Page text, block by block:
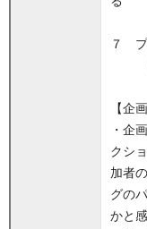
７ プ
【企
・企
クシ
加者
グの
かと